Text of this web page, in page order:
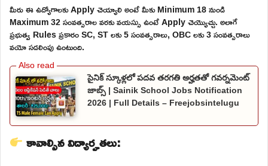
మీరు ఈ ఉద్యోగాలకు Apply చెయ్యాలి అంటే మీకు Minimum 18 నుండి
Maximum 32 సంవత్సరాల వరకు వయస్సు ఉంటే Apply చెయ్యొచ్చు. అలాగే
ప్రభుత్వ Rules ప్రకారం SC, ST లకు 5 సంవత్సరాలు, OBC లకు 3 సంవత్సరాలు
వయో సడలింపు ఉంటుంది.
సైనిక్ స్కూళ్లలో పదవ తరగతి అర్హతతో గవర్నమెంట్
జాబ్స్ | Sainik School Jobs Notification
2026 | Full Details – Freejobsintelugu
కావాల్సిన విద్యార్హతలు: